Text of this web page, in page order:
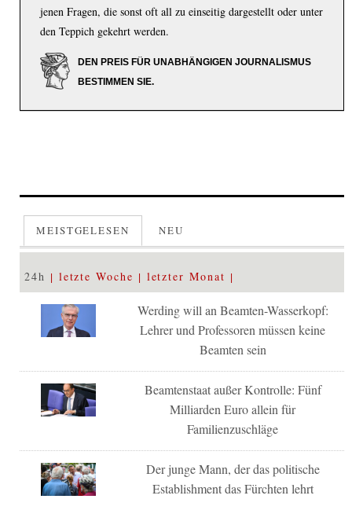
jenen Fragen, die sonst oft all zu einseitig dargestellt oder unter
den Teppich gekehrt werden.
DEN PREIS FÜR UNABHÄNGIGEN JOURNALISMUS
BESTIMMEN SIE.
MEISTGELESEN NEU
24h letzte Woche letzter Monat
Werding will an Beamten-Wasserkopf:
Lehrer und Professoren müssen keine
Beamten sein
Beamtenstaat außer Kontrolle: Fünf
Milliarden Euro allein für
Familienzuschläge
Der junge Mann, der das politische
Establishment das Fürchten lehrt